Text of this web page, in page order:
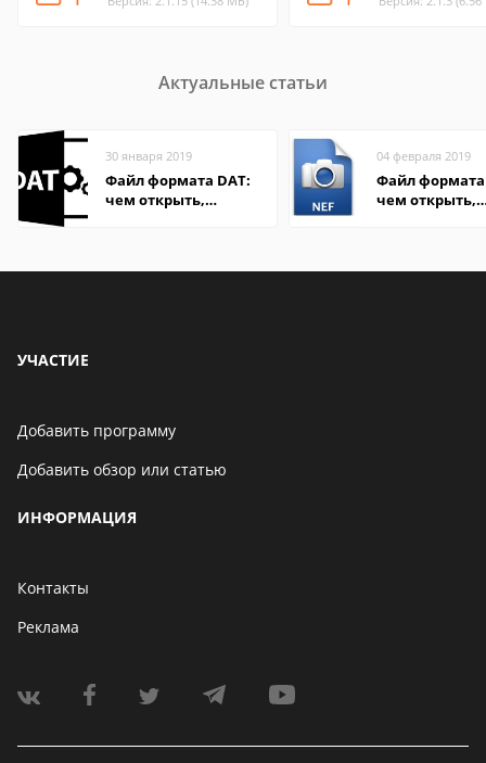
Актуальные статьи
30 января 2019
Файл формата DAT:
чем открыть,
04 февраля 2019
Файл формата
чем открыть,
УЧАСТИЕ
Добавить программу
Добавить обзор или статью
ИНФОРМАЦИЯ
Контакты
Реклама